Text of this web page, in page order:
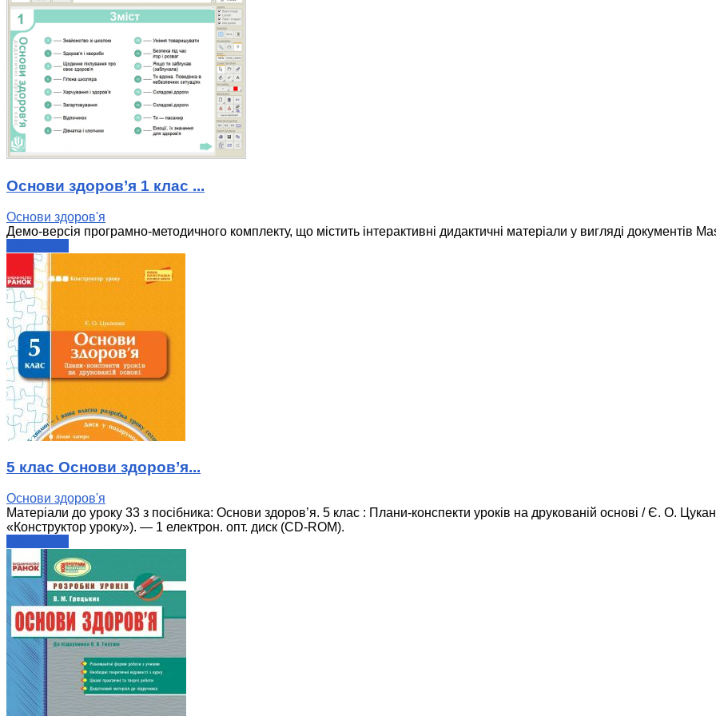
Основи здоров’я 1 клас ...
Основи здоров'я
Демо-версія програмно-методичного комплекту, що містить інтерактивні дидактичні матеріали у вигляді документів
5 клас Основи здоров’я...
Основи здоров'я
Матеріали до уроку 33 з посібника: Основи здоров’я. 5 клас : Плани-конспекти уроків на друкованій основі / Є. О.
«Конструктор уроку»). — 1 електрон. опт. диск (CD-ROM).